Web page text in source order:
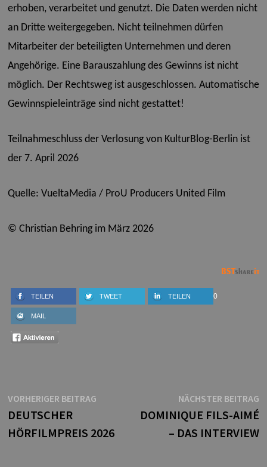
erhoben, verarbeitet und genutzt. Die Daten werden nicht
an Dritte weitergegeben. Nicht teilnehmen dürfen
Mitarbeiter der beteiligten Unternehmen und deren
Angehörige. Eine Barauszahlung des Gewinns ist nicht
möglich. Der Rechtsweg ist ausgeschlossen. Automatische
Gewinnspieleinträge sind nicht gestattet!
Teilnahmeschluss der Verlosung von KulturBlog-Berlin ist
der 7. April 2026
Quelle: VueltaMedia / ProU Producers United Film
© Christian Behring im März 2026
TEILEN TWEET 0
TEILEN
MAIL
Beitragsnavigation
VORHERIGER BEITRAGVorheriger
DEUTSCHER
HÖRFILMPREIS 2026
NÄCHSTER BEITRAG
DOMINIQUE FILS-AIMÉ
– DAS INTERVIEW